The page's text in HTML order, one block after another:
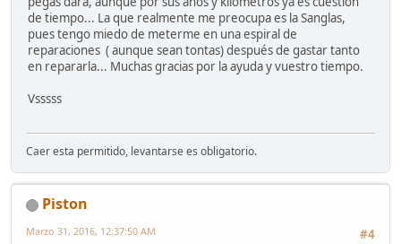
de tiempo... La que realmente me preocupa es la Sanglas,
pues tengo miedo de meterme en una espiral de
reparaciones ( aunque sean tontas) después de gastar tanto
en repararla... Muchas gracias por la ayuda y vuestro tiempo.
Vsssss
Caer esta permitido, levantarse es obligatorio.
Piston
#4
Marzo 31, 2016, 12:37:50 AM